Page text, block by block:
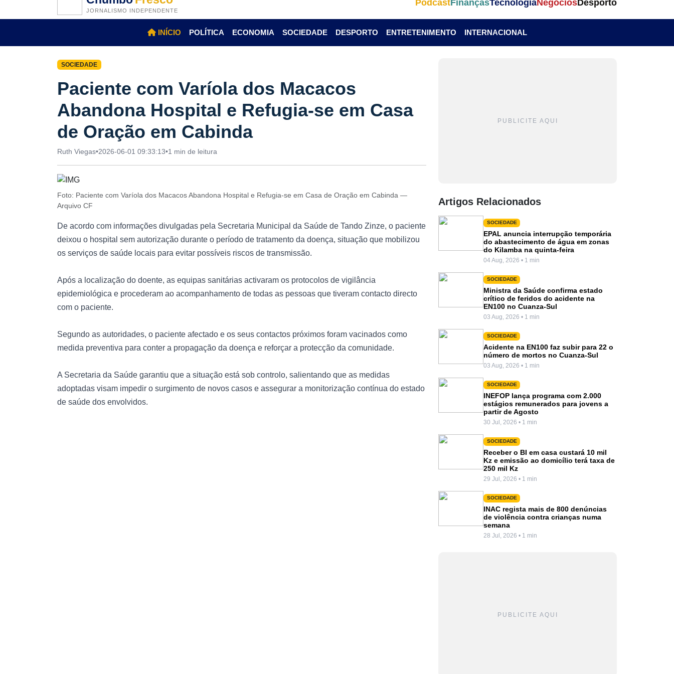
JORNALISMO INDEPENDENTE
PodcastFinançasTecnologiaNegóciosDesporto
INÍCIO POLÍTICA ECONOMIA SOCIEDADE DESPORTO ENTRETENIMENTO INTERNACIONAL
SOCIEDADE
Paciente com Varíola dos Macacos
Abandona Hospital e Refugia-se em Casa
de Oração em Cabinda
Ruth Viegas•2026-06-01 09:33:13•1 min de leitura
Foto: Paciente com Varíola dos Macacos Abandona Hospital e Refugia-se em Casa de Oração em Cabinda —
Arquivo CF
De acordo com informações divulgadas pela Secretaria Municipal da Saúde de Tando Zinze, o paciente
deixou o hospital sem autorização durante o período de tratamento da doença, situação que mobilizou
os serviços de saúde locais para evitar possíveis riscos de transmissão.
Após a localização do doente, as equipas sanitárias activaram os protocolos de vigilância
epidemiológica e procederam ao acompanhamento de todas as pessoas que tiveram contacto directo
com o paciente.
Segundo as autoridades, o paciente afectado e os seus contactos próximos foram vacinados como
medida preventiva para conter a propagação da doença e reforçar a protecção da comunidade.
A Secretaria da Saúde garantiu que a situação está sob controlo, salientando que as medidas
adoptadas visam impedir o surgimento de novos casos e assegurar a monitorização contínua do estado
de saúde dos envolvidos.
PUBLICITE AQUI
Artigos Relacionados
SOCIEDADE
EPAL anuncia interrupção temporária
do abastecimento de água em zonas
do Kilamba na quinta-feira
04 Aug, 2026 • 1 min
SOCIEDADE
Ministra da Saúde confirma estado
crítico de feridos do acidente na
EN100 no Cuanza-Sul
03 Aug, 2026 • 1 min
SOCIEDADE
Acidente na EN100 faz subir para 22 o
número de mortos no Cuanza-Sul
03 Aug, 2026 • 1 min
SOCIEDADE
INEFOP lança programa com 2.000
estágios remunerados para jovens a
partir de Agosto
30 Jul, 2026 • 1 min
SOCIEDADE
Receber o BI em casa custará 10 mil
Kz e emissão ao domicílio terá taxa de
250 mil Kz
29 Jul, 2026 • 1 min
SOCIEDADE
INAC regista mais de 800 denúncias
de violência contra crianças numa
semana
28 Jul, 2026 • 1 min
PUBLICITE AQUI